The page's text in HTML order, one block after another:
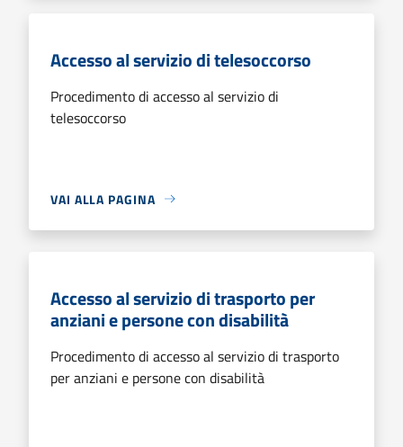
Accesso al servizio di telesoccorso
Procedimento di accesso al servizio di
telesoccorso
VAI ALLA PAGINA
Accesso al servizio di trasporto per
anziani e persone con disabilità
Procedimento di accesso al servizio di trasporto
per anziani e persone con disabilità